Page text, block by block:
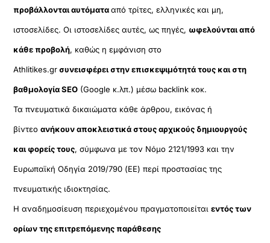
προβάλλονται αυτόματααπό τρίτες, ελληνικές και μη,
ιστοσελίδες. Οι ιστοσελίδες αυτές, ως πηγές, ωφελούνται από
κάθε προβολή, καθώς η εμφάνιση στο
Athlitikes.grσυνεισφέρει στην επισκεψιμότητά τους και στη
βαθμολογία SEO (Google κ.λπ.) μέσω backlink κοκ.
Τα πνευματικά δικαιώματα κάθε άρθρου, εικόνας ή
βίντεοανήκουν αποκλειστικά στους αρχικούς δημιουργούς
και φορείς τους, σύμφωνα με τον Νόμο 2121/1993 και την
Ευρωπαϊκή Οδηγία 2019/790 (ΕΕ) περί προστασίας της
πνευματικής ιδιοκτησίας.
Η αναδημοσίευση περιεχομένου πραγματοποιείταιεντός των
ορίων της επιτρεπόμενης παράθεσης